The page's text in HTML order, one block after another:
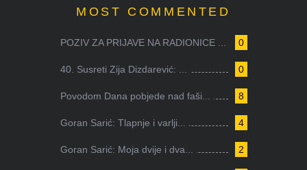
MOST COMMENTED
0
POZIV ZA PRIJAVE NA RADIONICE ...
0
40. Susreti Zija Dizdarević: ...
8
Povodom Dana pobjede nad faši...
4
Goran Sarić: Tlapnje i varlji...
2
Goran Sarić: Moja dvije i dva...